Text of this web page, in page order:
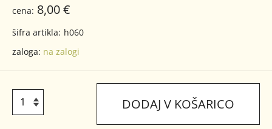
cena: 8,00 €
šifra artikla: h060
zaloga: na zalogi
DODAJ V KOŠARICO